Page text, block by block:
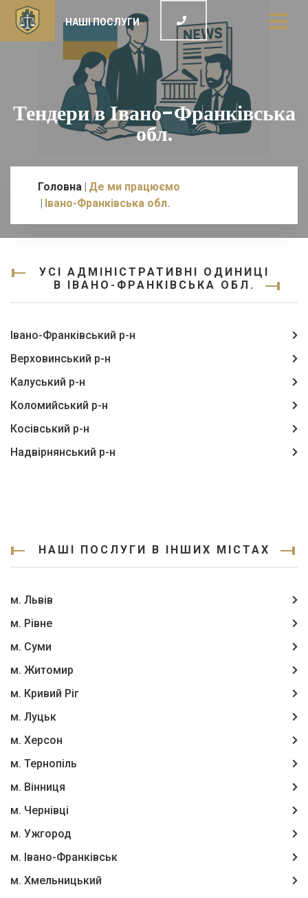
НАШІ ПОСЛУГИ
Тендери в Івано-Франківська
обл.
Головна Де ми працюємо
Івано-Франківська обл.
УСІ АДМІНІСТРАТИВНІ ОДИНИЦІ
В ІВАНО-ФРАНКІВСЬКА ОБЛ.
Івано-Франківський р-н
Верховинський р-н
Калуський р-н
Коломийський р-н
Косівський р-н
Надвірнянський р-н
НАШІ ПОСЛУГИ В ІНШИХ МІСТАХ
м. Львів
м. Рівне
м. Суми
м. Житомир
м. Кривий Ріг
м. Луцьк
м. Херсон
м. Тернопіль
м. Вінниця
м. Чернівці
м. Ужгород
м. Івано-Франківськ
м. Хмельницький